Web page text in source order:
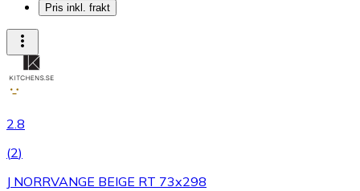
Pris inkl. frakt
2.8
(2)
J NORRVANGE BEIGE RT 73x298